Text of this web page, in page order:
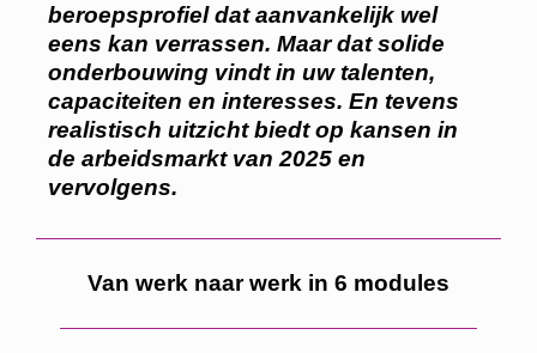
beroepsprofiel dat aanvankelijk wel
eens kan verrassen. Maar dat solide
onderbouwing vindt in uw talenten,
capaciteiten en interesses. En tevens
realistisch uitzicht biedt op kansen in
de arbeidsmarkt van 2025 en
vervolgens.
Van werk naar werk in 6 modules